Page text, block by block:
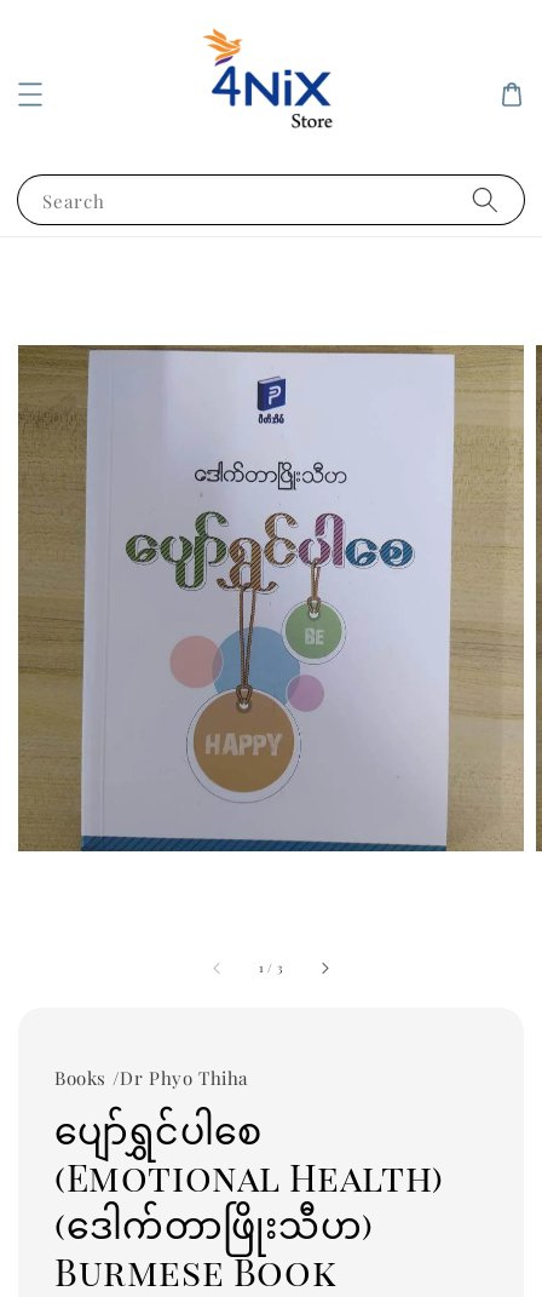
Search
1 / 3
Books /Dr Phyo Thiha
ပျော်ရွှင်ပါစေ
(Emotional Health)
(ဒေါက်တာဖြိုးသီဟ)
Burmese Book